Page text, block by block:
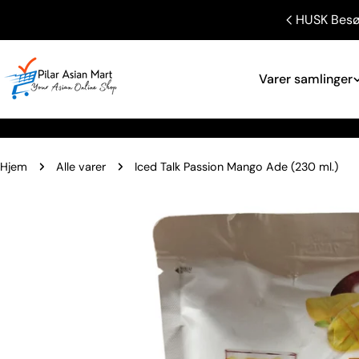
HUSK
Varer samlinger
Hjem Alle varer Iced Talk Passion Mango Ade (230 ml.)